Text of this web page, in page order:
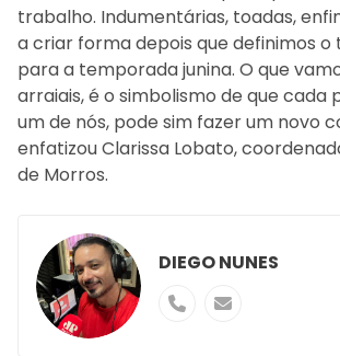
trabalho. Indumentárias, toadas,
a criar forma depois que definimos o
para a temporada junina. O que
arraiais, é o simbolismo de que cada
um de nós, pode sim fazer um novo
enfatizou Clarissa Lobato,
de Morros.
DIEGO NUNES